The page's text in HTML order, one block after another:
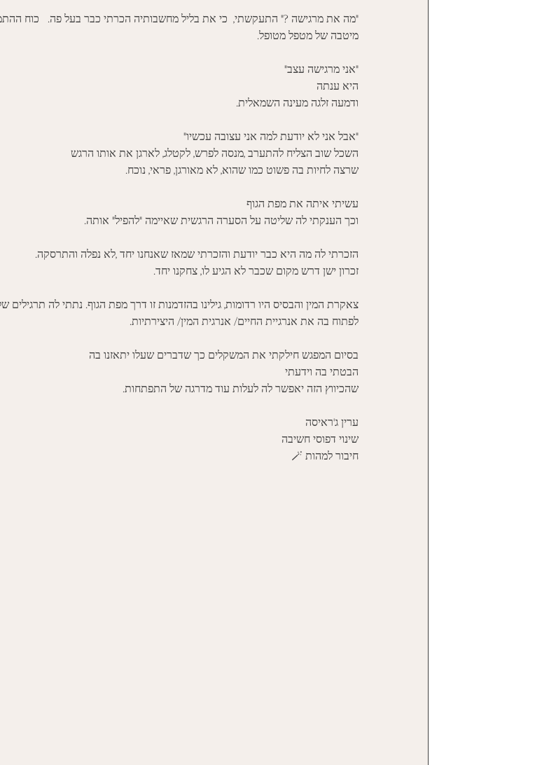
"מה את מרגישה ?" התעקשתי,  כי את בליל מחשבותיה הכרתי כבר בעל פה.   כוח
מיטבה של מטפל מטופל.
"אני מרגישה עצב"
היא ענתה
ודמעה זלגה מעינה השמאלית.
"אבל אני לא יודעת למה אני עצובה עכשיו"
השכל שוב הצליח להתערב ,מנסה לפרש, לקטלג, לארגן את אותו הרגש
שרצה לחיות בה פשוט כמו שהוא, לא מאורגן, פראי, נוכח.
עשיתי איתה את מפת הגוף
וכך הענקתי לה שליטה על הסערה הרגשית שאיימה "להפיל" אותה.
הזכרתי לה מה היא כבר יודעת והזכרתי שמאז שאנחנו יחד ,לא נפלה והתרסקה.
זכרון ישן דרש מקום שכבר לא הגיע לו, צחקנו יחד.
צאקרת המין והבסיס היו רדומות, גילינו בהזדמנות זו דרך מפת הגוף. נתתי לה
לפתוח בה את אנרגיית החיים/ אנרגית המין/ היצירתיות.
בסיום המפגש חילקתי את המשקלים כך שדברים שעלו יתאזנו בה
הבטתי בה וידעתי
שהכיווץ הזה יאפשר לה לעלות עוד מדרגה של התפתחות.
ערין ג'ראיסה
שינוי דפוסי חשיבה
חיבור למהות 🪄